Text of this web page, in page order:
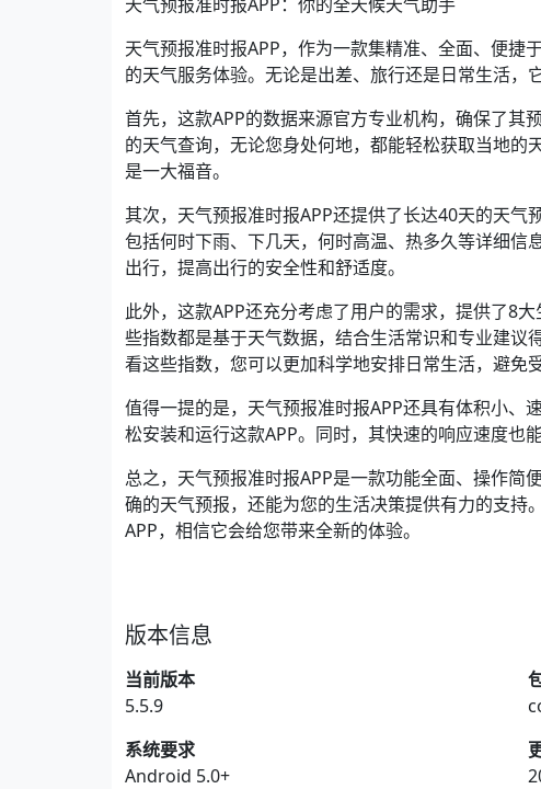
天气预报准时报APP，作为一款集精准、全面、便捷
的天气服务体验。无论是出差、旅行还是日常生活，
首先，这款APP的数据来源官方专业机构，确保了其
的天气查询，无论您身处何地，都能轻松获取当地
是一大福音。
其次，天气预报准时报APP还提供了长达40天的天气
包括何时下雨、下几天，何时高温、热多久等详细
出行，提高出行的安全性和舒适度。
此外，这款APP还充分考虑了用户的需求，提供了8
些指数都是基于天气数据，结合生活常识和专业建
看这些指数，您可以更加科学地安排日常生活，避免
值得一提的是，天气预报准时报APP还具有体积小、
松安装和运行这款APP。同时，其快速的响应速度也
总之，天气预报准时报APP是一款功能全面、操作简
确的天气预报，还能为您的生活决策提供有力的支持
APP，相信它会给您带来全新的体验。
版本信息
当前版本
5.5.9
系统要求
Android 5.0+